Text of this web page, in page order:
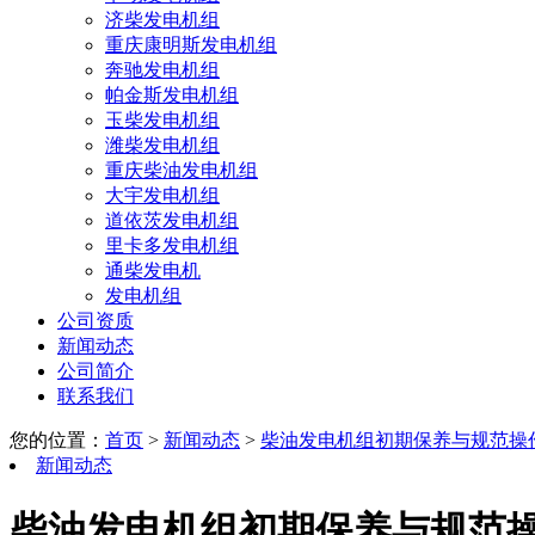
济柴发电机组
重庆康明斯发电机组
奔驰发电机组
帕金斯发电机组
玉柴发电机组
潍柴发电机组
重庆柴油发电机组
大宇发电机组
道依茨发电机组
里卡多发电机组
通柴发电机
发电机组
公司资质
新闻动态
公司简介
联系我们
您的位置： 首页 > 新闻动态 > 柴油发电机组初期保养与规范操
新闻动态